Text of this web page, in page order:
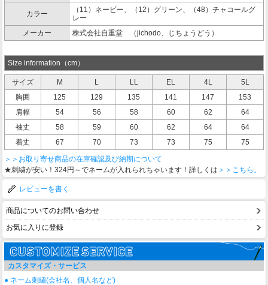
カラー
（11）ネービー、（12）グリーン、（48）チャコールグ
レー
メーカー
株式会社自重堂 （jichodo、じちょうどう）
Size information（cm）
サイズ M L LL EL 4L
5L
胸囲
125 129 135 141 147
153
肩幅
54 56 58 60 62
64
袖丈
58 59 60 62 64
64
着丈
67 70 73 73 75
75
＞＞お取り寄せ商品の在庫確認及び納期について
★刺繍が安い！324円～でネームが入れられちゃいます！詳しくは ＞＞こちら。
レビューを書く
商品についてのお問い合わせ
お気に入りに登録
カスタマイズ・サービス
● ネーム刺繍(会社名、個人名など)